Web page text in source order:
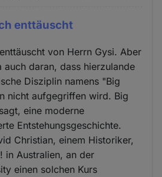
enttäuscht
von Herrn Gysi. Aber
daran, dass hierzulande
Disziplin namens "Big
nicht aufgegriffen wird. Big
eine moderne
Entstehungsgeschichte.
Christian, einem Historiker,
in Australien, an der
einen solchen Kurs